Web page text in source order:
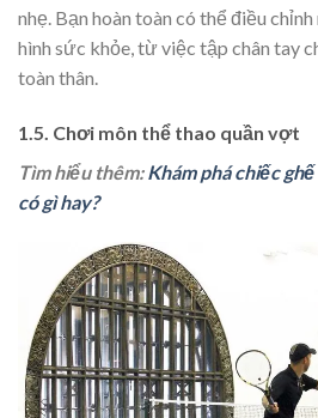
nhẹ. Bạn hoàn toàn có thể điều
hình sức khỏe, từ việc tập chân tay
toàn thân.
1.5. Chơi môn thể thao quần vợt
Tìm hiểu thêm:Khám phá chiếc
có gì hay?